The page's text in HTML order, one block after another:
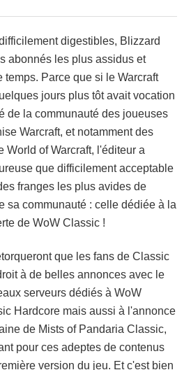
digestibles, Blizzard
abonnés les plus assidus et
temps. Parce que si le Warcraft
jours plus tôt avait vocation
de la communauté des joueuses
Warcraft, et notamment des
World of Warcraft, l'éditeur a
que difficilement acceptable
franges les plus avides de
sa communauté : celle dédiée à la
de WoW Classic !
que les fans de Classic
à de belles annonces avec le
serveurs dédiés à WoW
Hardcore mais aussi à l'annonce
de Mists of Pandaria Classic,
pour ces adeptes de contenus
version du jeu. Et c'est bien